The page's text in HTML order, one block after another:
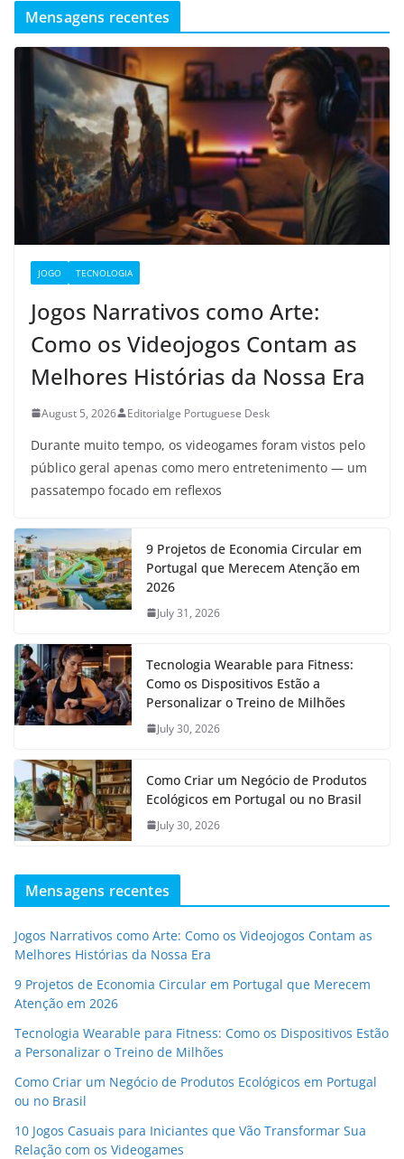
Mensagens recentes
JOGO TECNOLOGIA
Jogos Narrativos como Arte:
Como os Videojogos Contam as
Melhores Histórias da Nossa Era
August 5, 2026 Editorialge Portuguese Desk
Durante muito tempo, os videogames foram vistos pelo
público geral apenas como mero entretenimento — um
passatempo focado em reflexos
9 Projetos de Economia Circular em
Portugal que Merecem Atenção em
2026
July 31, 2026
Tecnologia Wearable para Fitness:
Como os Dispositivos Estão a
Personalizar o Treino de Milhões
July 30, 2026
Como Criar um Negócio de Produtos
Ecológicos em Portugal ou no Brasil
July 30, 2026
Mensagens recentes
Jogos Narrativos como Arte: Como os Videojogos Contam as
Melhores Histórias da Nossa Era
9 Projetos de Economia Circular em Portugal que Merecem
Atenção em 2026
Tecnologia Wearable para Fitness: Como os Dispositivos Estão
a Personalizar o Treino de Milhões
Como Criar um Negócio de Produtos Ecológicos em Portugal
ou no Brasil
10 Jogos Casuais para Iniciantes que Vão Transformar Sua
Relação com os Videogames